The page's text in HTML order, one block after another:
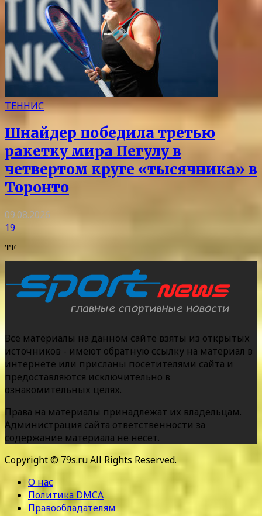
ТЕННИС
Шнайдер победила третью
ракетку мира Пегулу в
четвертом круге «тысячника» в
Торонто
09.08.2026
19
TF
Все материалы на данном сайте взяты из открытых
источников - имеют обратную ссылку на материал в
интернете или присланы посетителями сайта и
предоставляются исключительно в
ознакомительных целях.
Права на материалы принадлежат их владельцам.
Администрация сайта ответственности за
содержание материала не несет.
Copyright © 79s.ru All Rights Reserved.
О нас
Политика DMCA
Правообладателям